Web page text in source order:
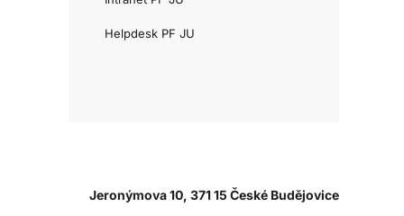
Helpdesk PF JU
Jeronýmova 10, 371 15 České Budějovice